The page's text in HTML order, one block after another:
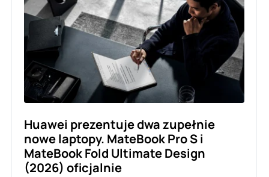
Huawei prezentuje dwa zupełnie
nowe laptopy. MateBook Pro S i
MateBook Fold Ultimate Design
(2026) oficjalnie